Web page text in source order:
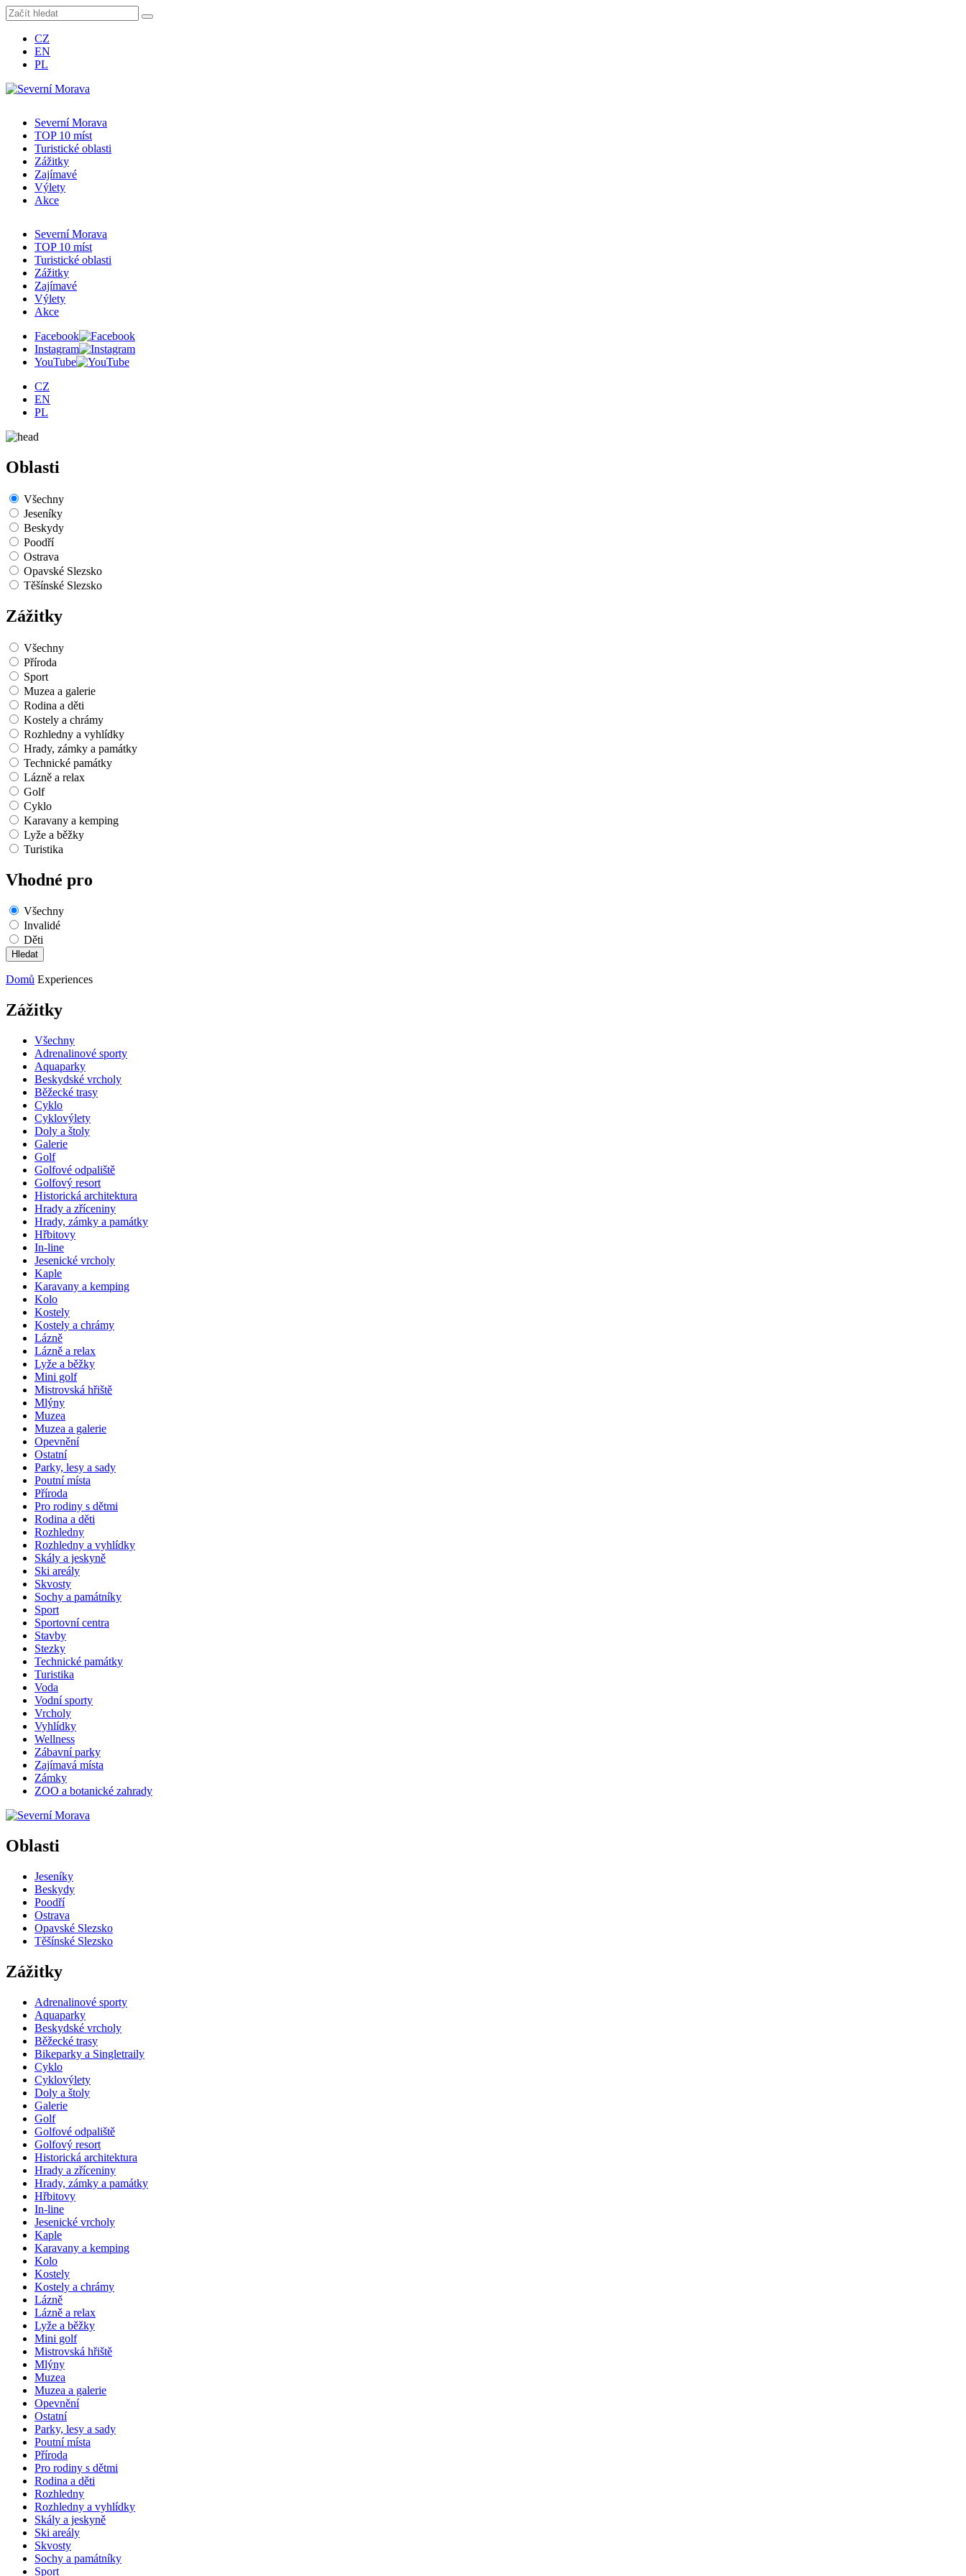
CZ
EN
PL
Severní Morava
TOP 10 míst
Turistické oblasti
Zážitky
Zajímavé
Výlety
Akce
Severní Morava
TOP 10 míst
Turistické oblasti
Zážitky
Zajímavé
Výlety
Akce
Facebook
Instagram
YouTube
CZ
EN
PL
Oblasti
Všechny
Jeseníky
Beskydy
Poodří
Ostrava
Opavské Slezsko
Těšínské Slezsko
Zážitky
Všechny
Příroda
Sport
Muzea a galerie
Rodina a děti
Kostely a chrámy
Rozhledny a vyhlídky
Hrady, zámky a památky
Technické památky
Lázně a relax
Golf
Cyklo
Karavany a kemping
Lyže a běžky
Turistika
Vhodné pro
Všechny
Invalidé
Děti
Domů Experiences
Zážitky
Všechny
Adrenalinové sporty
Aquaparky
Beskydské vrcholy
Běžecké trasy
Cyklo
Cyklovýlety
Doly a štoly
Galerie
Golf
Golfové odpaliště
Golfový resort
Historická architektura
Hrady a zříceniny
Hrady, zámky a památky
Hřbitovy
In-line
Jesenické vrcholy
Kaple
Karavany a kemping
Kolo
Kostely
Kostely a chrámy
Lázně
Lázně a relax
Lyže a běžky
Mini golf
Mistrovská hřiště
Mlýny
Muzea
Muzea a galerie
Opevnění
Ostatní
Parky, lesy a sady
Poutní místa
Příroda
Pro rodiny s dětmi
Rodina a děti
Rozhledny
Rozhledny a vyhlídky
Skály a jeskyně
Ski areály
Skvosty
Sochy a památníky
Sport
Sportovní centra
Stavby
Stezky
Technické památky
Turistika
Voda
Vodní sporty
Vrcholy
Vyhlídky
Wellness
Zábavní parky
Zajímavá místa
Zámky
ZOO a botanické zahrady
Oblasti
Jeseníky
Beskydy
Poodří
Ostrava
Opavské Slezsko
Těšínské Slezsko
Zážitky
Adrenalinové sporty
Aquaparky
Beskydské vrcholy
Běžecké trasy
Bikeparky a Singletraily
Cyklo
Cyklovýlety
Doly a štoly
Galerie
Golf
Golfové odpaliště
Golfový resort
Historická architektura
Hrady a zříceniny
Hrady, zámky a památky
Hřbitovy
In-line
Jesenické vrcholy
Kaple
Karavany a kemping
Kolo
Kostely
Kostely a chrámy
Lázně
Lázně a relax
Lyže a běžky
Mini golf
Mistrovská hřiště
Mlýny
Muzea
Muzea a galerie
Opevnění
Ostatní
Parky, lesy a sady
Poutní místa
Příroda
Pro rodiny s dětmi
Rodina a děti
Rozhledny
Rozhledny a vyhlídky
Skály a jeskyně
Ski areály
Skvosty
Sochy a památníky
Sport